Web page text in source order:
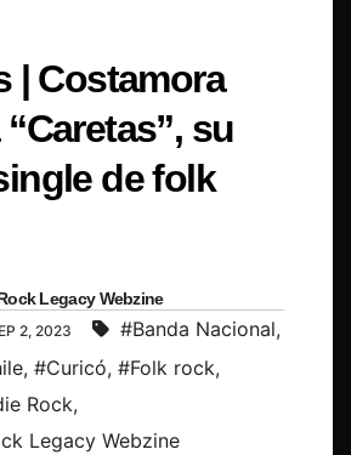
| Costamora
su
de folk
Legacy Webzine
2, 2023 #Banda Nacional,
, #Curicó, #Folk rock,
Rock,
Legacy Webzine